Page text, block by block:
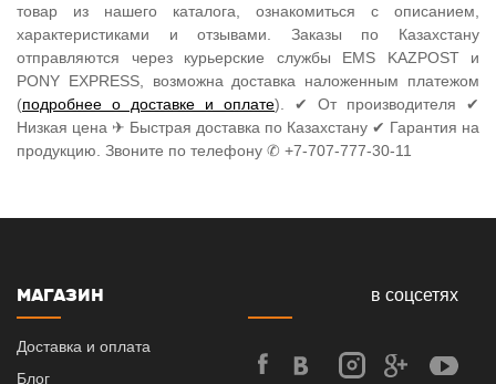
товар из нашего каталога, ознакомиться с описанием,
характеристиками и отзывами. Заказы по Казахстану
отправляются через курьерские службы EMS KAZPOST и
PONY EXPRESS, возможна доставка наложенным платежом
(подробнее о доставке и оплате). ✔ От производителя ✔
Низкая цена ✈ Быстрая доставка по Казахстану ✔ Гарантия на
продукцию. Звоните по телефону ✆ +7-707-777-30-11
в соцсетях
МАГАЗИН
Доставка и оплата
Блог